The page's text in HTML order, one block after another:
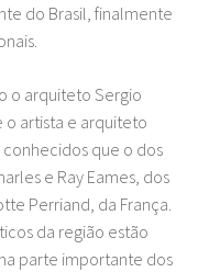
do Brasil, finalmente
o arquiteto Sergio
o artista e arquiteto
que o dos
e Ray Eames, dos
Perriand, da França.
da região estão
parte importante dos